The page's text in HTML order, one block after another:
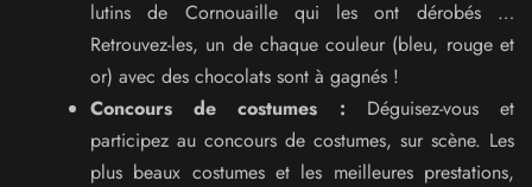
lutins de Cornouaille qui les ont dérobés …
Retrouvez-les, un de chaque couleur (bleu, rouge et
or) avec des chocolats sont à gagnés !
Concours de costumes : Déguisez-vous et
participez au concours de costumes, sur scène. Les
plus beaux costumes et les meilleures prestations,